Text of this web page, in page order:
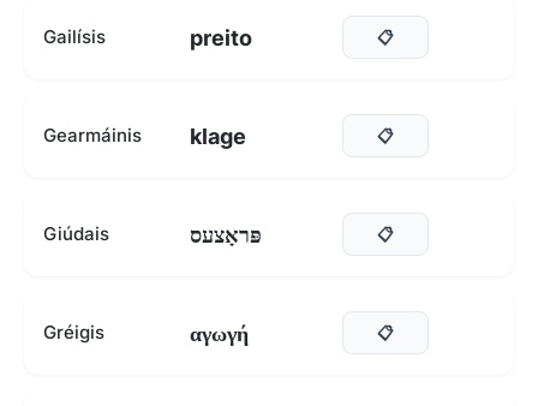
Gailísis preito 📋
Gearmáinis klage 📋
Giúdais פּראָצעס 📋
Gréigis αγωγή 📋